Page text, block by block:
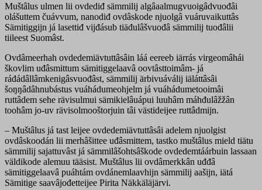
Muštâlus ulmen lii ovdediđ sämmilij algâaalmugvuoigâdvuođâi
olášuttem čuávvum, nanodiđ ovdâskode njuolgâ vuáruvaikuttâs
Sämitiggijn já lasettiđ vijđásub tiäđulâšvuođâ sämmilij tuođâlii
tiileest Suomâst.
Ovdâmeerhah ovdedemiävtuttâsâin láá eereeb iärrás virgeomâhái
škovlim uđâsmittum sämitiggelaavâ oovtâsttoimâm- já
ráđádâllâmkenigâsvuođâst, sämmilij ärbivuáválij iäláttâsâi
šoŋŋâdâhnubástus vuáhádumeohjelm já vuáhádumetooimâi
ruttâdem sehe rävisulmui sämikielâuápui luuhâm máhđulâžžân
toohâm jo-uv rävisolmooštorjuin tâi västideijee ruttâdmijn.
– Muštâlus já tast leijee ovdedemiävtuttâsâi adelem njuolgist
ovdâskoodán lii merhâšittee uđâsmittem, tastko muštâlus mield tiätu
sämmilij sajattuvâst já sämmilâšohtsâškode ovdedemtáárbuin lassaan
väldikode alemuu tääsist. Muštâlus lii ovdâmerkkân uđđâ
sämitiggelaavâ puáhtám ovdánemlaavhijn sämmilij aašijn, iätá
Sämitige saavâjođetteijee Pirita Näkkäläjärvi.